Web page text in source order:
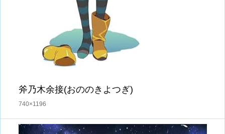
斧乃木余接(おののきよつぎ)
740×1196